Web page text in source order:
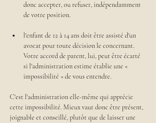
donc accepter, ou refuser, indépendamment
de votre position.
l'enfant de 12 à 14 ans doit être assisté d'un
avocat pour toute décision le concernant.
Votre accord de parent, lui, peut être écarté
si l'administration estime établie une «
impossibilité » de vous entendre.
C'est l'administration elle-même qui apprécie
cette impossibilité. Mieux vaut donc être présent,
joignable et conseillé, plutôt que de laisser une